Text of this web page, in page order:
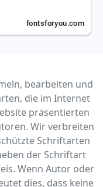
bearbeiten und
die im Internet
präsentierten
Wir verbreiten
Schriftarten
der Schriftart
Wenn Autor oder
dies, dass keine